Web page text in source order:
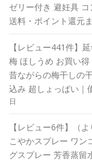
ゼリー付き 避妊具
送料・ポイント還元
【レビュー441件】
梅 ほしうめ お買い
昔ながらの梅干しの
込み 超しょっぱい｜
日
【レビュー6件】（
こやかスプレー ワン
グスプレー 芳香蒸留